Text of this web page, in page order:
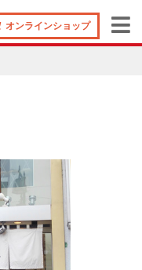
オンラインショップ